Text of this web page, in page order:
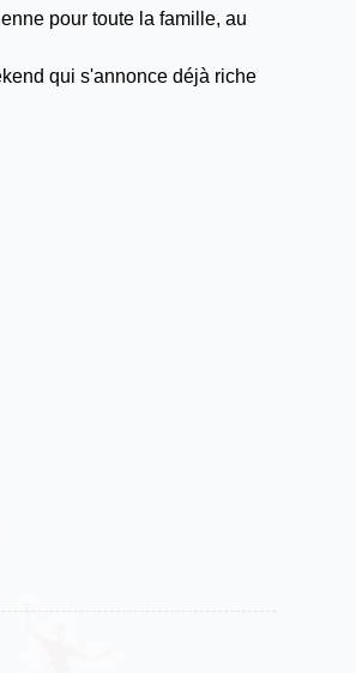
pour toute la famille, au
qui s'annonce déjà riche